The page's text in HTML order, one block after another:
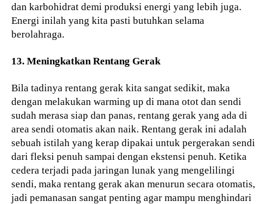
dan karbohidrat demi produksi energi yang lebih juga.
Energi inilah yang kita pasti butuhkan selama
berolahraga.
13. Meningkatkan Rentang Gerak
Bila tadinya rentang gerak kita sangat sedikit, maka
dengan melakukan warming up di mana otot dan sendi
sudah merasa siap dan panas, rentang gerak yang ada di
area sendi otomatis akan naik. Rentang gerak ini adalah
sebuah istilah yang kerap dipakai untuk pergerakan sendi
dari fleksi penuh sampai dengan ekstensi penuh. Ketika
cedera terjadi pada jaringan lunak yang mengelilingi
sendi, maka rentang gerak akan menurun secara otomatis,
jadi pemanasan sangat penting agar mampu menghindari